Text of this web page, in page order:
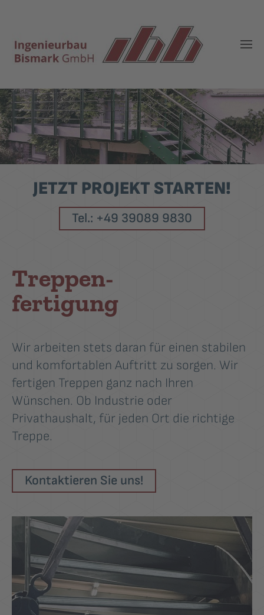
JETZT PROJEKT STARTEN!
Tel.: +49 39089 9830
Treppen-
fertigung
Wir arbeiten stets daran für einen stabilen
und komfortablen Auftritt zu sorgen. Wir
fertigen Treppen ganz nach Ihren
Wünschen. Ob Industrie oder
Privathaushalt, für jeden Ort die richtige
Treppe.
Kontaktieren Sie uns!